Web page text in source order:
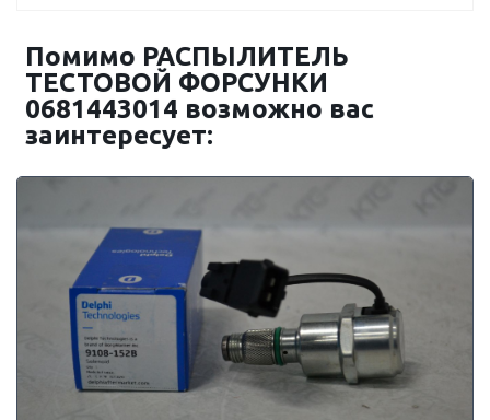
Помимо РАСПЫЛИТЕЛЬ
ТЕСТОВОЙ ФОРСУНКИ
0681443014 возможно вас
заинтересует: